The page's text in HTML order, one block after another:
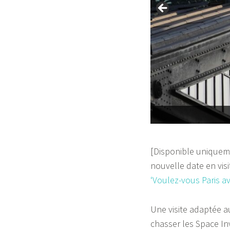
La halle du Carreau du
[Disponible
nouvelle date en
‘Voulez-vous Paris
Une visite adaptée
chasser les Space